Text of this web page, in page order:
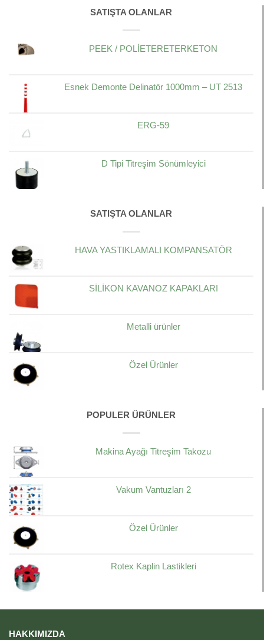
SATIŞTA OLANLAR
PEEK / POLİETERETERKETON
Esnek Demonte Delinatör 1000mm – UT 2513
ERG-59
D Tipi Titreşim Sönümleyici
SATIŞTA OLANLAR
HAVA YASTIKLAMALI KOMPANSATÖR
SİLİKON KAVANOZ KAPAKLARI
Metalli ürünler
Özel Ürünler
POPULER ÜRÜNLER
Makina Ayağı Titreşim Takozu
Vakum Vantuzları 2
Özel Ürünler
Rotex Kaplin Lastikleri
HAKKIMIZDA